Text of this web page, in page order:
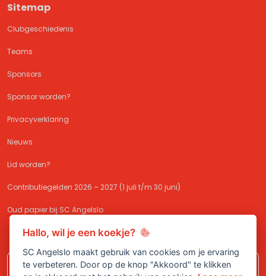
Sitemap
Clubgeschiedenis
Teams
Sponsors
Sponsor worden?
Privacyverklaring
Nieuws
Lid worden?
Contributiegelden 2026 – 2027 (1 juli t/m 30 juni)
Oud papier bij SC Angelslo
Meld je aan bij SC Angelslo en sluit je
Hallo, wil je een koekje?
SC Angelslo maakt gebruik van cookies om je ervaring
te verbeteren. Door op de knop "Akkoord" te klikken